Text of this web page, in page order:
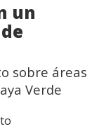
un
sobre áreas
Verde